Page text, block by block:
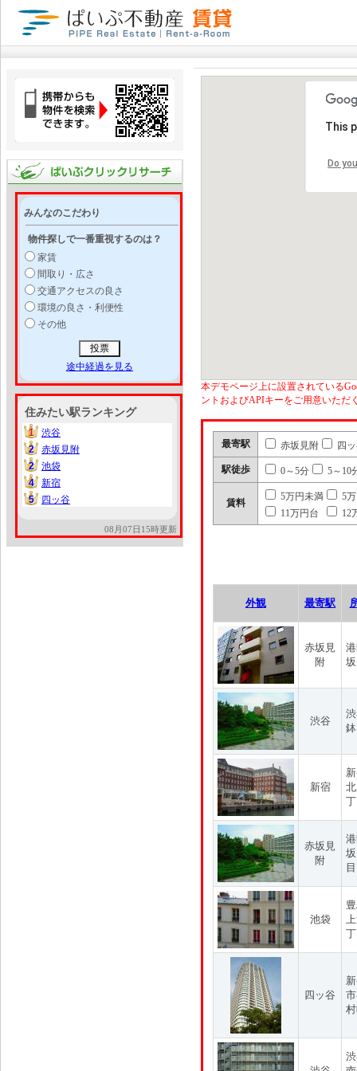
みんなのこだわり
物件探しで一番重視するのは？
家賃
間取り・広さ
交通アクセスの良さ
環境の良さ・利便性
その他
途中経過を見る
住みたい駅ランキング
1
1
渋谷
2
2
赤坂見附
2
2
池袋
4
4
新宿
5
5 四ッ谷
08月07日15時更新
This
Do
本デモページ上に設置されている
ントおよびAPIキーをご用意いただ
最寄駅 赤坂見附 四
駅徒歩 0～5分 5～10
賃料
5万円未満
5
11万円台
12
外観 最寄駅
赤坂見
附
渋谷
新宿
赤坂見
附
目
池袋
四ッ谷